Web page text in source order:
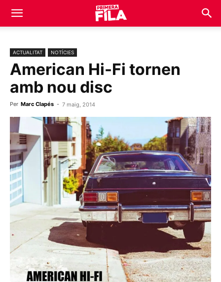
ACTUALITAT NOTÍCIES
American Hi-Fi tornen
amb nou disc
Per Marc Clapés - 7 maig, 2014